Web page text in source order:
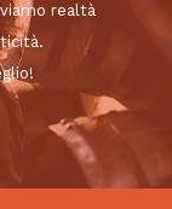
realtà